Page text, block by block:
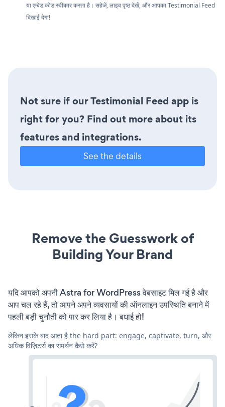
या एम्बेड कोड स्वीकार करता है। सहेजें, लाइव पृष्ठ देखें, और आपका Testimonial Feed
दिखाई देगा!
Not sure if our Testimonial Feed app is
right for you? Find out more about its
features and integrations.
See the details
Remove the Guesswork of
Building Your Brand
यदि आपको अपनी Astra for WordPress वेबसाइट मिल गई है और
आप चल रहे हैं, तो आपने अपने व्यवसायों की ऑनलाइन उपस्थिति बनाने में
पहली बड़ी चुनौती को पार कर लिया है। बधाई हो!
लेकिन इसके बाद आता है the hard part: engage, captivate, turn, और
अधिक विज़िटर्स का समर्थन कैसे करें?